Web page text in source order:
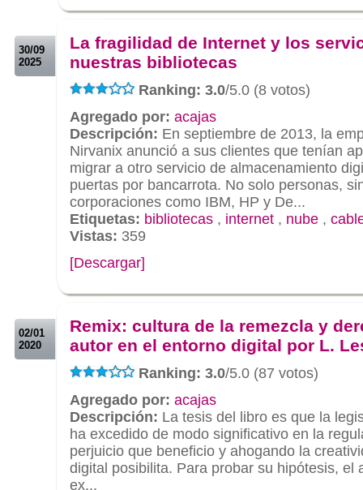
30/09
2025
La fragilidad de Internet y los
nuestras bibliotecas
Ranking: 3.0/5.0 (8 votos)
Agregado por: acajas
Descripción: En septiembre de 2013, la
Nirvanix anunció a sus clientes que tenían
migrar a otro servicio de almacenamiento
puertas por bancarrota. No solo personas,
corporaciones como IBM, HP y De...
Etiquetas: bibliotecas , internet , nube ,
Vistas: 359
[Descargar]
02/01
2020
Remix: cultura de la remezcla y
autor en el entorno digital por L.
Ranking: 3.0/5.0 (87 votos)
Agregado por: acajas
Descripción: La tesis del libro es que la
ha excedido de modo significativo en la
perjuicio que beneficio y ahogando la
digital posibilita. Para probar su hipótesis, el
ex...